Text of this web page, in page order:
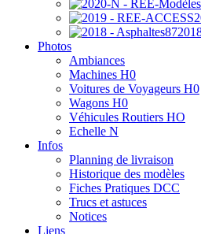
Photos
Ambiances
Machines H0
Voitures de Voyageurs H0
Wagons H0
Véhicules Routiers HO
Echelle N
Infos
Planning de livraison
Historique des modèles
Fiches Pratiques DCC
Trucs et astuces
Notices
Liens